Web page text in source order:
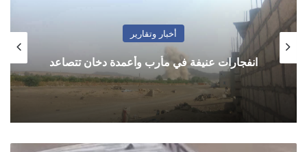
أخبار وتقارير
انفجارات عنيفة في مأرب وأعمدة دخان تتصاعد